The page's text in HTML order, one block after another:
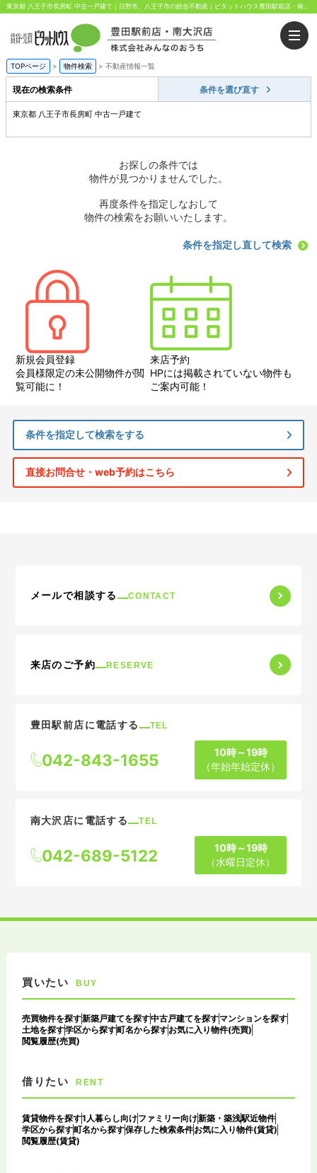
東京都 八王子市長房町 中古一戸建て｜日野市、八王子市の総合不動産｜ピタットハウス豊田駅前店・南大沢店｜株式会社みんなのおうち
TOPページ > 物件検索 > 不動産情報一覧
現在の検索条件 条件を選び直す
東京都 八王子市長房町 中古一戸建て
お探しの条件では
物件が見つかりませんでした。
再度条件を指定しなおして
物件の検索をお願いいたします。
条件を指定し直して検索
新規会員登録
会員様限定の未公開物件が閲
覧可能に！
来店予約
HPには掲載されていない物件も
ご案内可能！
条件を指定して検索をする
直接お問合せ・web予約はこちら
メールで相談する CONTACT
来店のご予約 RESERVE
豊田駅前店に電話する TEL
042-843-1655
10時～19時
（年始年始定休）
南大沢店に電話する TEL
042-689-5122
10時～19時
（水曜日定休）
買いたい BUY
売買物件を探す新築戸建てを探す中古戸建てを探すマンションを探す
土地を探す学区から探す町名から探すお気に入り物件(売買)
閲覧履歴(売買)
借りたい RENT
賃貸物件を探す1人暮らし向けファミリー向け新築・築浅駅近物件
学区から探す町名から探す保存した検索条件お気に入り物件(賃貸)
閲覧履歴(賃貸)